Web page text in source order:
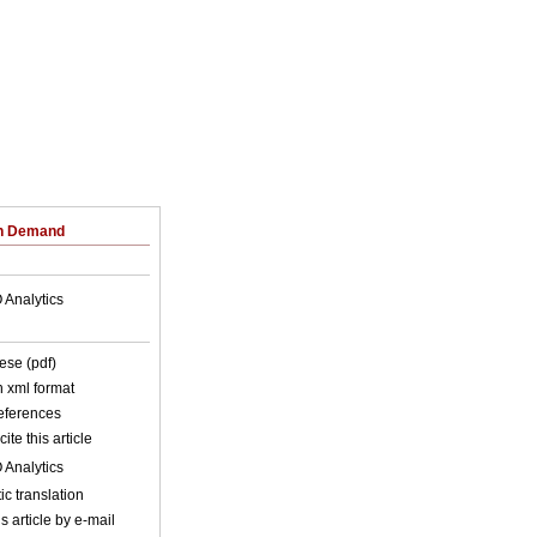
Demand
Analytics
(pdf)
xml format
this article
Analytics
translation
article by e-mail